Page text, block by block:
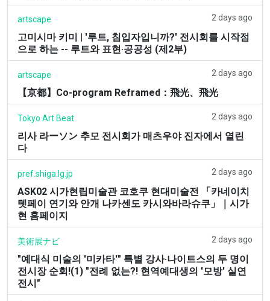
artscape 2 days ago
고미시마 키미 | '루트, 침입자입니까?' 전시회를 시작점
으로 하는 -- 루트와 표현·공공성 (제2부)
artscape 2 days ago
【京都】Co-program Reframed：飛光、飛光
Tokyo Art Beat 2 days ago
리사 라ーソン 추모 전시회가 매츠우야 진자에서 열린
다
pref.shiga.lg.jp 2 days ago
ASK02 시가현립미술관 코호쿠 현대미술전 「카네이치
텟페이 연기와 안개 나카센도 카시와바라슈쿠」｜시가
현 홈페이지
美術展ナビ 2 days ago
"예대식 미술의 '미카타'" 특별 강사·나이트스의 두 명이
전시장 순회!(1) "전례 없는?! 현역예대생의 '모방' 실연
전시"